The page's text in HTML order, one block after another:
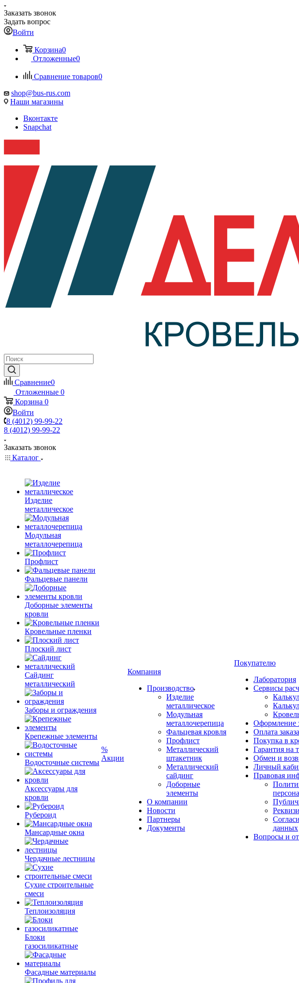
Заказать звонок
Задать вопрос
Войти
Корзина0
Отложенные0
Сравнение товаров0
shop@bus-rus.com
Наши магазины
Вконтакте
Snapchat
Сравнение0
Отложенные 0
Корзина 0
Войти
8 (4012) 99-99-22
8 (4012) 99-99-22
Заказать звонок
Каталог
Изделие
металлическое
Модульная
металлочерепица
Профлист
Фальцевые панели
Доборные элементы
кровли
Кровельные пленки
Плоский лист
Сайдинг
металлический
Заборы и ограждения
Крепежные элементы
Водосточные системы
Аксессуары для
кровли
Рубероид
Мансардные окна
Чердачные лестницы
Сухие строительные
смеси
Теплоизоляция
Блоки
газосиликатные
Фасадные материалы
%
Акции
Компания
Производство
Изделие
металлическое
Модульная
металлочерепица
Фальцевая кровля
Профлист
Металлический
штакетник
Металлический
сайдинг
Доборные
элементы
О компании
Новости
Партнеры
Документы
Покупателю
Лаборатория
Сервисы
Оформление
Оплата заказа
Покупка в
Гарантия на
Обмен и
Личный
Правовая
данных
Вопросы и